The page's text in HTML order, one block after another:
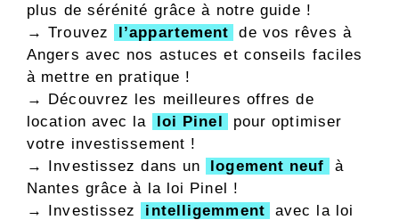
plus de sérénité grâce à notre guide !
→ Trouvez
l’appartement
de vos rêves à
Angers avec nos astuces et conseils faciles
à mettre en pratique !
→ Découvrez les meilleures offres de
location avec la
loi Pinel
pour optimiser
votre investissement !
→ Investissez dans un
logement neuf
à
Nantes grâce à la loi Pinel !
→ Investissez
intelligemment
avec la loi